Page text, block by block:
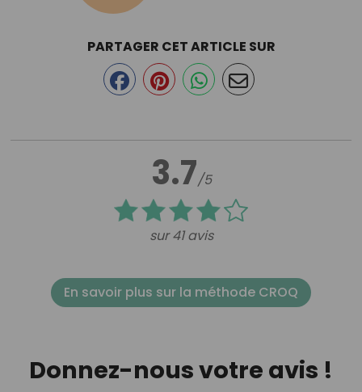
3.7/5
sur 41 avis
PARTAGER CET ARTICLE SUR
En savoir plus sur la méthode CROQ
Donnez-nous votre avis !